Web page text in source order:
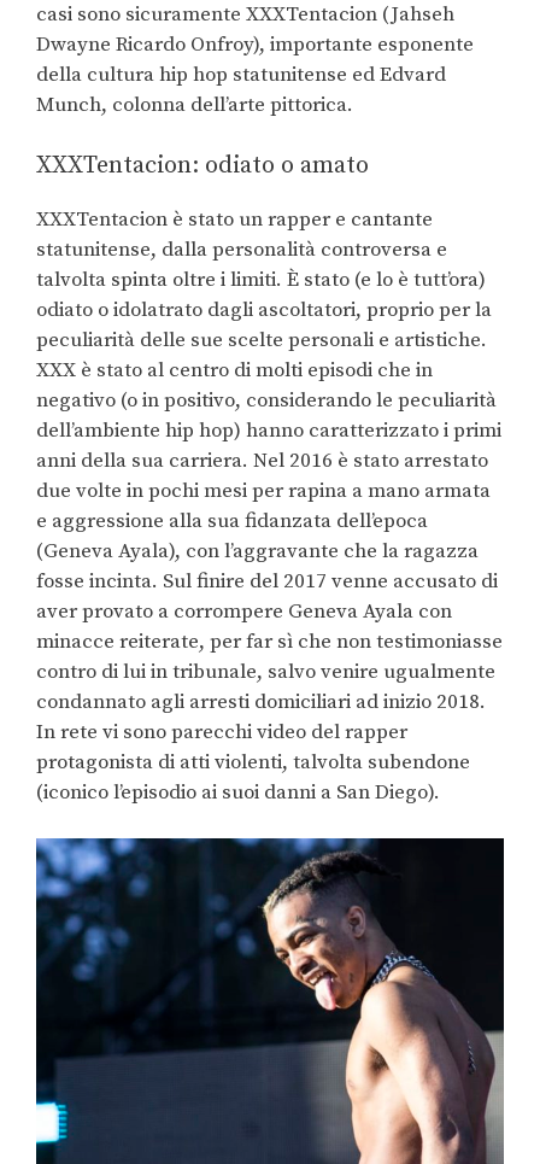
casi sono sicuramente XXXTentacion (Jahseh
Dwayne Ricardo Onfroy), importante esponente
della cultura hip hop statunitense ed Edvard
Munch, colonna dell’arte pittorica.
XXXTentacion: odiato o amato
XXXTentacion è stato un rapper e cantante
statunitense, dalla personalità controversa e
talvolta spinta oltre i limiti. È stato (e lo è tutt’ora)
odiato o idolatrato dagli ascoltatori, proprio per la
peculiarità delle sue scelte personali e artistiche.
XXX è stato al centro di molti episodi che in
negativo (o in positivo, considerando le peculiarità
dell’ambiente hip hop) hanno caratterizzato i primi
anni della sua carriera. Nel 2016 è stato arrestato
due volte in pochi mesi per rapina a mano armata
e aggressione alla sua fidanzata dell’epoca
(Geneva Ayala), con l’aggravante che la ragazza
fosse incinta. Sul finire del 2017 venne accusato di
aver provato a corrompere Geneva Ayala con
minacce reiterate, per far sì che non testimoniasse
contro di lui in tribunale, salvo venire ugualmente
condannato agli arresti domiciliari ad inizio 2018.
In rete vi sono parecchi video del rapper
protagonista di atti violenti, talvolta subendone
(iconico l’episodio ai suoi danni a San Diego).